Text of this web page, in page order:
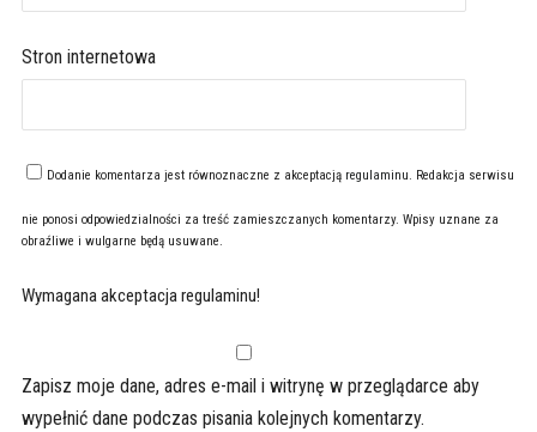
Stron internetowa
Dodanie komentarza jest równoznaczne z akceptacją regulaminu. Redakcja serwisu
nie ponosi odpowiedzialności za treść zamieszczanych komentarzy. Wpisy uznane za
obraźliwe i wulgarne będą usuwane.
Wymagana akceptacja regulaminu!
Zapisz moje dane, adres e-mail i witrynę w przeglądarce aby
wypełnić dane podczas pisania kolejnych komentarzy.